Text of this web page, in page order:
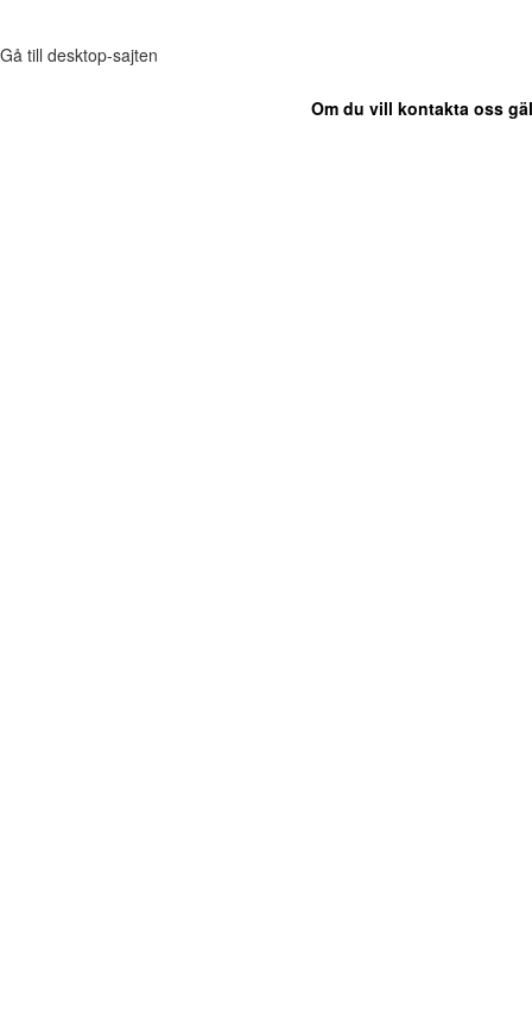
Gå till desktop-sajten
Om du vill kontakta oss